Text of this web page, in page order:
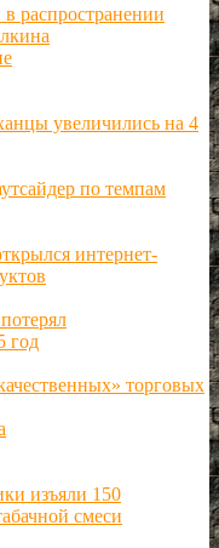
распространении
увеличились на 4
по темпам
интернет-
год
торговых
изъяли 150
смеси